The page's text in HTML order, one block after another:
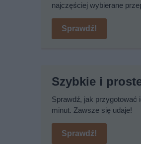
najczęściej wybierane
Sprawdź!
Szybkie i
Sprawdź, jak przygotować
minut. Zawsze się udaje!
Sprawdź!